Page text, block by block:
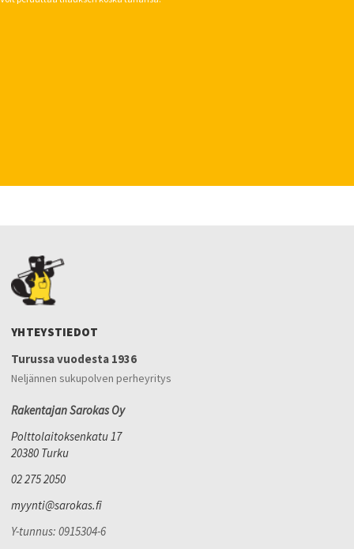
YHTEYSTIEDOT
Turussa vuodesta 1936
Neljännen sukupolven perheyritys
Rakentajan Sarokas Oy
Polttolaitoksenkatu 17
20380 Turku
02 275 2050
myynti@sarokas.fi
Y-tunnus: 0915304-6